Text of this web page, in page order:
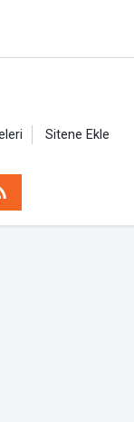
Sitene Ekle